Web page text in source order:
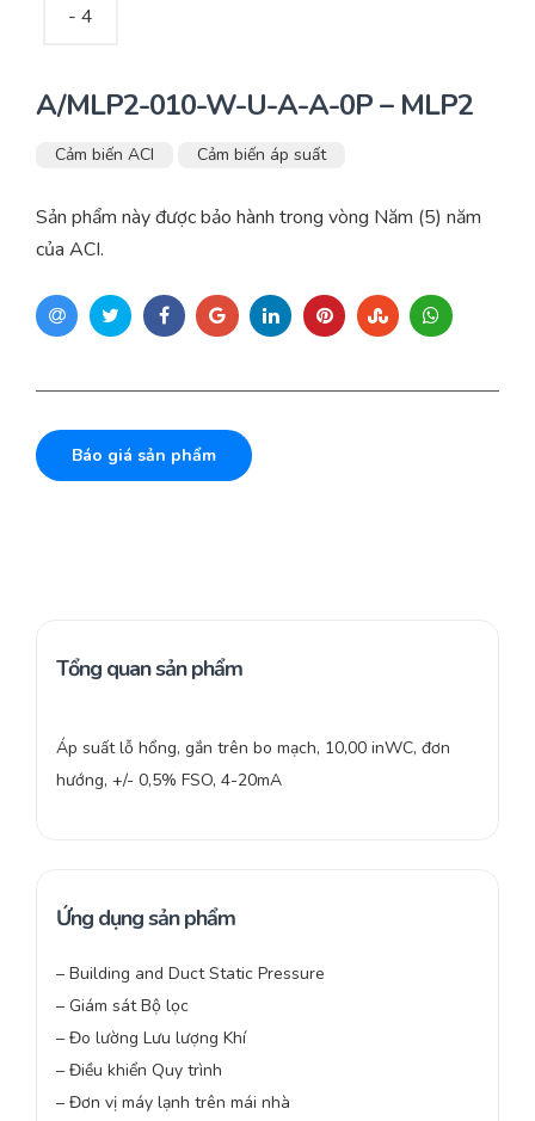
A/MLP2-010-W-U-A-A-0P – MLP2
Cảm biến ACI Cảm biến áp suất
Sản phẩm này được bảo hành trong vòng Năm (5) năm
của ACI.
Báo giá sản phẩm
Tổng quan sản phẩm
Áp suất lỗ hổng, gắn trên bo mạch, 10,00 inWC, đơn
hướng, +/- 0,5% FSO, 4-20mA
Ứng dụng sản phẩm
– Building and Duct Static Pressure
– Giám sát Bộ lọc
– Đo lường Lưu lượng Khí
– Điều khiển Quy trình
– Đơn vị máy lạnh trên mái nhà